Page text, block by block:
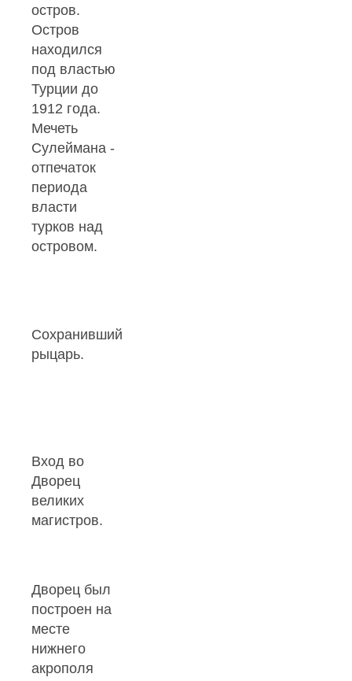
остров.
Остров
находился
под властью
Турции до
1912 года.
Мечеть
Сулеймана -
отпечаток
периода
власти
турков над
островом.
Сохранившийся
рыцарь.
Вход во
Дворец
великих
магистров.
Дворец был
построен на
месте
нижнего
акрополя